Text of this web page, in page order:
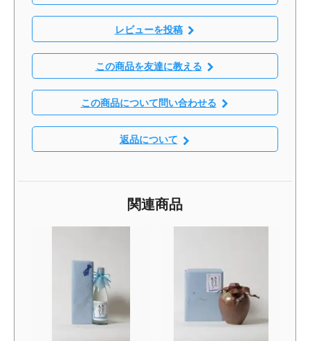
レビューを投稿
この商品を友達に教える
この商品について問い合わせる
返品について
関連商品